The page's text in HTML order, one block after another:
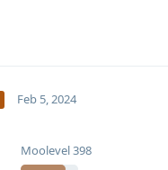
Moolevel398
Feb 5, 2024